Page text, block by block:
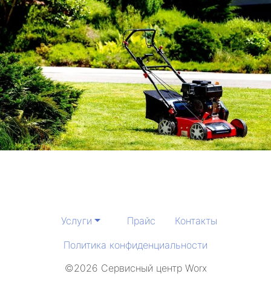
Услуги Прайс
Контакты
Политика конфиденциальности
©2026 Сервисный центр Worx